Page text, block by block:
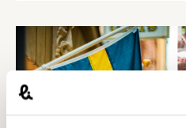
producenterna listar de
konsumenttrenderna
ner EMV från
minskar rejält. Det är